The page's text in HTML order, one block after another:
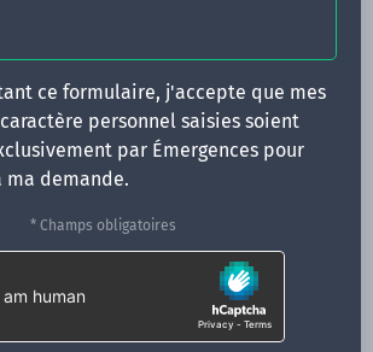
ce formulaire, j'accepte que mes
personnel saisies soient
par Émergences pour
ma demande.
* Champs obligatoires
?